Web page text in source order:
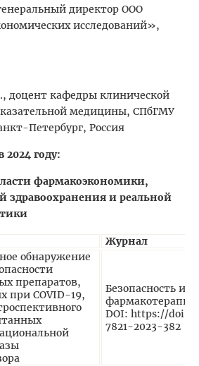
директор ООО
исследований»,
доцент кафедры клинической
медицины, СПбГМУ
Петербург, Россия
2024 году:
фармакоэкономики,
здравоохранения и реальной
Журнал
обнаружение
препаратов,
при COVID-19,
Безопасность и
DOI: https://
7821-2023-382